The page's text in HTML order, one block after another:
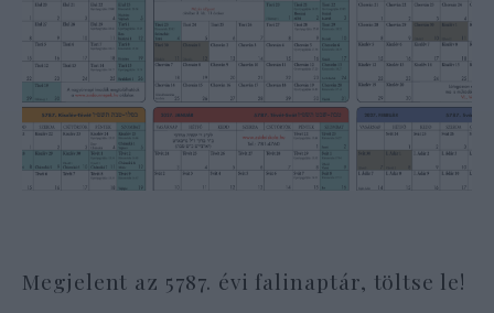
Megjelent az 5787. évi falinaptár, töltse le!